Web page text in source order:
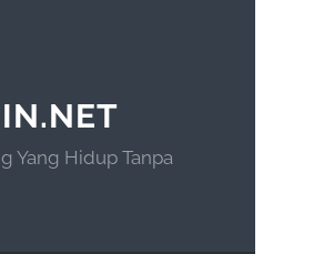
Yang Hidup Tanpa